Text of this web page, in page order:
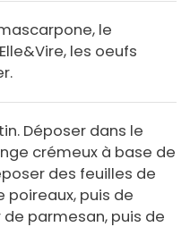
le
les oeufs
Déposer dans le
crémeux à base de
des feuilles de
poireaux, puis de
parmesan, puis de